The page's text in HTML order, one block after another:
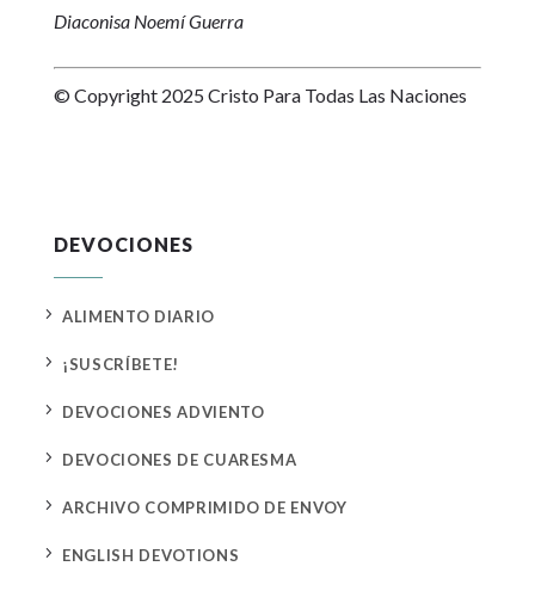
Diaconisa Noemí Guerra
© Copyright 2025 Cristo Para Todas Las Naciones
DEVOCIONES
5 ALIMENTO DIARIO
5 ¡SUSCRÍBETE!
5 DEVOCIONES ADVIENTO
5 DEVOCIONES DE CUARESMA
5 ARCHIVO COMPRIMIDO DE ENVOY
5 ENGLISH DEVOTIONS